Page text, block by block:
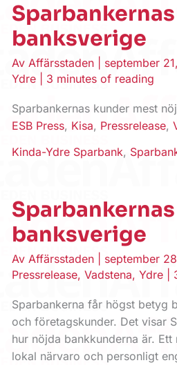
banksverige
AvAffärsstaden september
Ydre
3 minutes of reading
Sparbankernas kunder mest
ESB Press, Kisa, Pressrelease,
Kinda-Ydre Sparbank,
banksverige
Av Affärsstaden september
Pressrelease,Vadstena,Ydre
Sparbankerna får högst betyg
och företagskunder. Det visar
hur nöjda bankkunderna är.
lokal närvaro och personligt